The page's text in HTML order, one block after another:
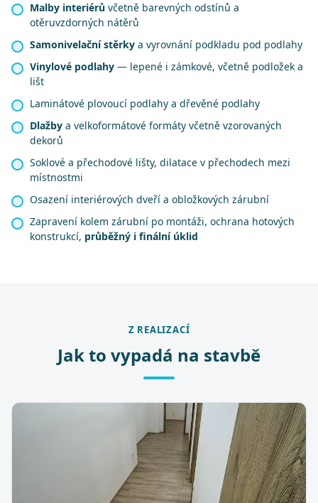
Malby interiérů včetně barevných odstínů a
otěruvzdorných nátěrů
Samonivelační stěrky a vyrovnání podkladu pod podlahy
Vinylové podlahy — lepené i zámkové, včetně podložek a
lišt
Laminátové plovoucí podlahy a dřevěné podlahy
Dlažby a velkoformátové formáty včetně vzorovaných
dekorů
Soklové a přechodové lišty, dilatace v přechodech mezi
místnostmi
Osazení interiérových dveří a obložkových zárubní
Zapravení kolem zárubní po montáži, ochrana hotových
konstrukcí, průběžný i finální úklid
Z REALIZACÍ
Jak to vypadá na stavbě